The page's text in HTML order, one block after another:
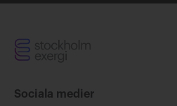
Sociala medier